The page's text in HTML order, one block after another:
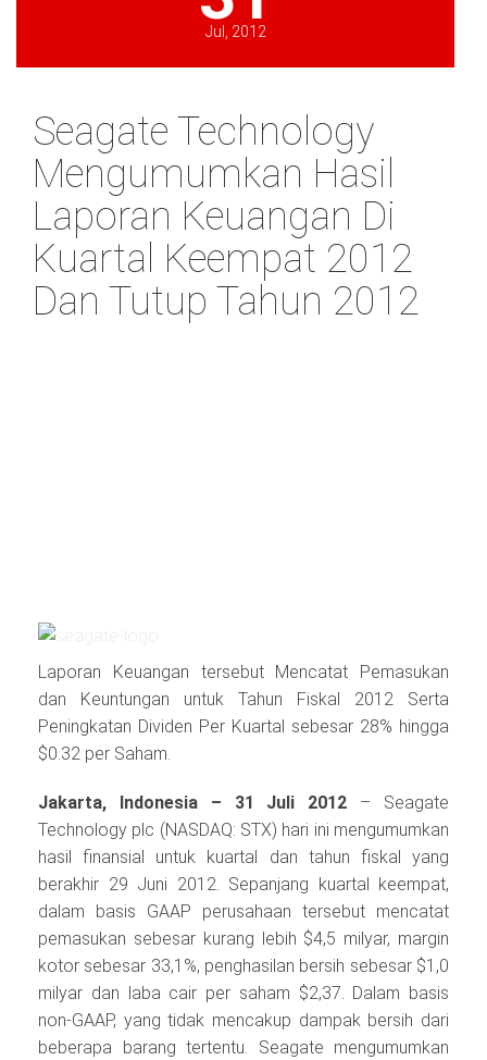
Jul, 2012
Seagate Technology
Mengumumkan Hasil
Laporan Keuangan Di
Kuartal Keempat 2012
Dan Tutup Tahun 2012
Laporan Keuangan tersebut Mencatat Pemasukan
dan Keuntungan untuk Tahun Fiskal 2012 Serta
Peningkatan Dividen Per Kuartal sebesar 28% hingga
$0.32 per Saham.
Jakarta, Indonesia – 31 Juli 2012 – Seagate
Technology plc (NASDAQ: STX) hari ini mengumumkan
hasil finansial untuk kuartal dan tahun fiskal yang
berakhir 29 Juni 2012. Sepanjang kuartal keempat,
dalam basis GAAP perusahaan tersebut mencatat
pemasukan sebesar kurang lebih $4,5 milyar, margin
kotor sebesar 33,1%, penghasilan bersih sebesar $1,0
milyar dan laba cair per saham $2,37. Dalam basis
non-GAAP, yang tidak mencakup dampak bersih dari
beberapa barang tertentu. Seagate mengumumkan